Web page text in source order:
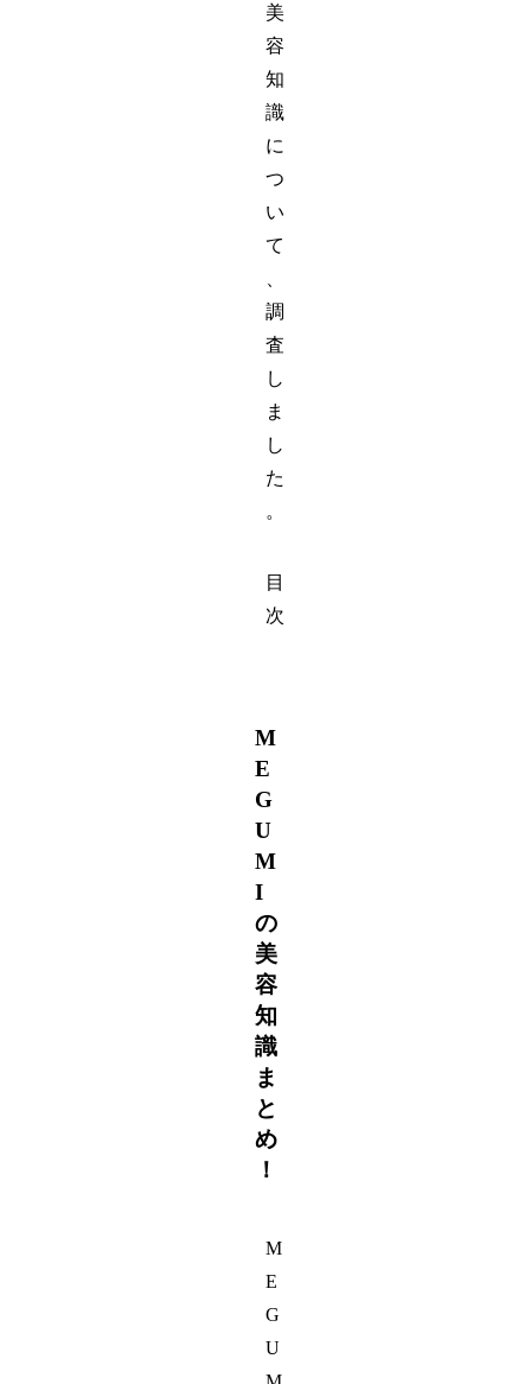
美
容
知
識
に
つ
い
て
調
査
し
ま
し
た
。
目
次
M
E
G
U
M
I
の
美
容
知
識
ま
と
め
！
M
E
G
U